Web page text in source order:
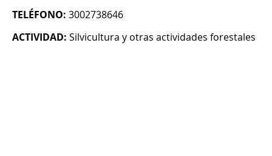
TELÉFONO: 3002738646
ACTIVIDAD: Silvicultura y otras actividades forestales